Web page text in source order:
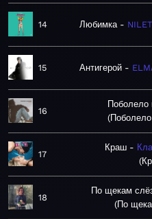
14 Любимка
15 Антигерой
16
Поболело
17
Краш
18
По щекам
По